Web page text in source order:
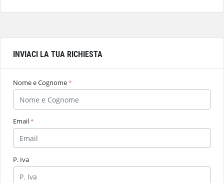
INVIACI LA TUA RICHIESTA
Nome e Cognome*
Email*
P. Iva